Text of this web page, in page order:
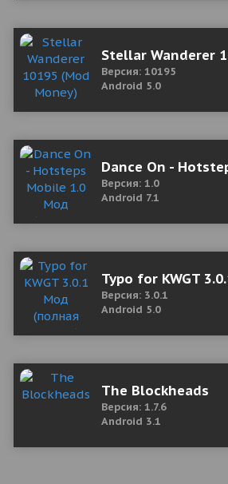
Stellar Wanderer
Версия: 10195
Android 5.0
Dance On -
Версия: 1.0
Android 7.1
Typo for KWGT
Версия: 3.0.1
Android 5.0
The Blockheads
Версия: 1.7.6
Android 3.1